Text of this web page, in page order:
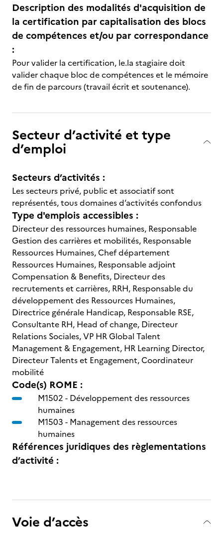
Description des modalités d'acquisition de
la certification par capitalisation des blocs
de compétences et/ou par correspondance
:
Pour valider la certification, le.la stagiaire doit
valider chaque bloc de compétences et le mémoire
de fin de parcours (travail écrit et soutenance).
Secteur d’activité et type
d’emploi
Secteurs d’activités :
Les secteurs privé, public et associatif sont
représentés, tous domaines d’activités confondus
Type d'emplois accessibles :
Directeur des ressources humaines, Responsable
Gestion des carrières et mobilités, Responsable
Ressources Humaines, Chef département
Ressources Humaines, Responsable adjoint
Compensation & Benefits, Directeur des
recrutements et carrières, RRH, Responsable du
développement des Ressources Humaines,
Directrice générale Handicap, Responsable RSE,
Consultante RH, Head of change, Directeur
Relations Sociales, VP HR Global Talent
Management & Engagement, HR Learning Director,
Directeur Talents et Engagement, Coordinateur
mobilité
Code(s) ROME :
M1502 - Développement des ressources
humaines
M1503 - Management des ressources
humaines
Références juridiques des règlementations
d’activité :
Voie d’accès